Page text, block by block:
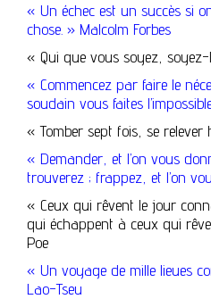
« Un échec est un succès si
chose. » Malcolm Forbes
« Qui que vous soyez,
« Commencez par faire le
soudain vous faites
« Tomber sept fois, se
« Demander, et l’on vous
trouverez ; frappez, et l’on
« Ceux qui rêvent le jour
qui échappent à ceux qui
Poe
« Un voyage de mille lieues
Lao-Tseu